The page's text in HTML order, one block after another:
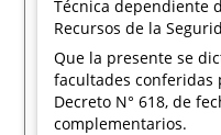
Técnica dependiente
Recursos de la
Que la presente se
facultades conferidas
Decreto N° 618, de
complementarios.